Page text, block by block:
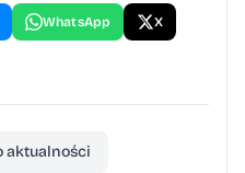
WhatsApp X
aktualności